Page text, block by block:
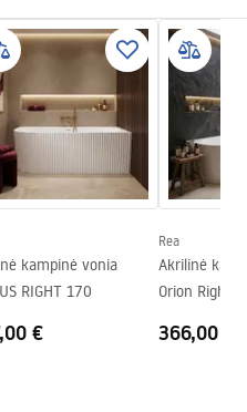
Akrilas
1495
700mm
550mm
Universalus
Taip
kampinė vonia
RIGHT 170
€
Rea
Akrilinė
Orion Right
366,00 €